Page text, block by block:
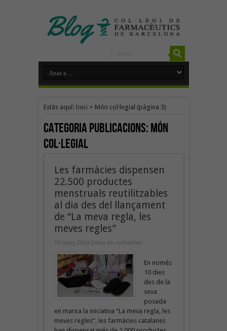
Estàs aquí: Inici > Món col·legial (pàgina 3)
Categoria Publicacions:Món
col·legial
Les farmàcies dispensen
22.500 productes
menstruals reutilitzables
al dia des del llançament
de “La meva regla, les
meves regles”
15 març 2024 Deixa un comentari
En només
10 dies
des de la
seva
posada
en marxa la iniciativa “La meva regla, les
meves regles”, les farmàcies catalanes